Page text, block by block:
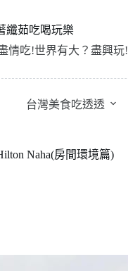
纖茹吃喝玩樂
情吃!世界有大？盡興玩!
台灣美食吃透透
Naha(房間環境篇)